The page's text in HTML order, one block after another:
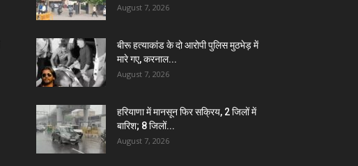
August 7, 2026
बीरू हत्याकांड के दो आरोपी पुलिस मुठभेड़ में
मारे गए, करनाल...
August 7, 2026
हरियाणा में मानसून फिर सक्रिय, 2 जिलों में
बारिश; 8 जिलों...
August 7, 2026